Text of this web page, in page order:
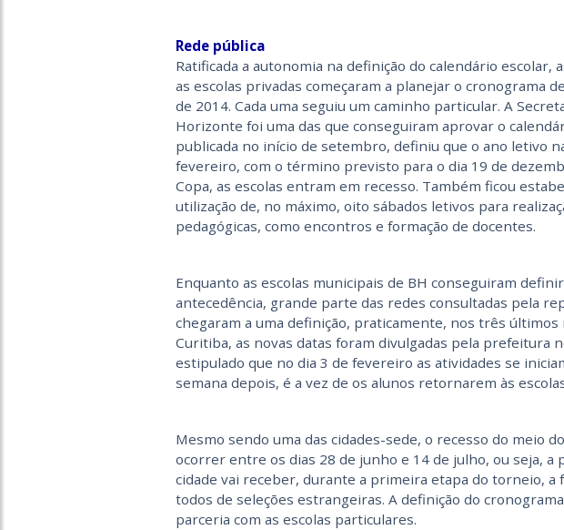
Rede pública
Ratificada a autonomia na definição do calendário escolar,
as escolas privadas começaram a planejar o cronograma
de 2014. Cada uma seguiu um caminho particular. A
Horizonte foi uma das que conseguiram aprovar o
publicada no início de setembro, definiu que o ano letivo
fevereiro, com o término previsto para o dia 19 de
Copa, as escolas entram em recesso. Também ficou
utilização de, no máximo, oito sábados letivos para
pedagógicas, como encontros e formação de docentes.
Enquanto as escolas municipais de BH conseguiram
antecedência, grande parte das redes consultadas pela
chegaram a uma definição, praticamente, nos três últimos
Curitiba, as novas datas foram divulgadas pela prefeitura
estipulado que no dia 3 de fevereiro as atividades se
semana depois, é a vez de os alunos retornarem às
Mesmo sendo uma das cidades-sede, o recesso do meio
ocorrer entre os dias 28 de junho e 14 de julho, ou seja, a
cidade vai receber, durante a primeira etapa do torneio, a
todos de seleções estrangeiras. A definição do
parceria com as escolas particulares.